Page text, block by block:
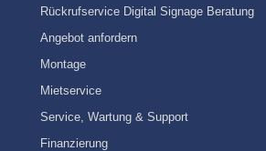
Rückrufservice Digital Signage Beratung
Angebot anfordern
Montage
Mietservice
Service, Wartung & Support
Finanzierung